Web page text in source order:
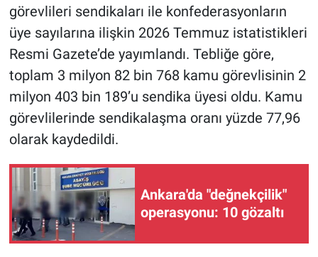
görevlileri sendikaları ile konfederasyonların
üye sayılarına ilişkin 2026 Temmuz istatistikleri
Resmi Gazete’de yayımlandı. Tebliğe göre,
toplam 3 milyon 82 bin 768 kamu görevlisinin 2
milyon 403 bin 189’u sendika üyesi oldu. Kamu
görevlilerinde sendikalaşma oranı yüzde 77,96
olarak kaydedildi.
Ankara'da "değnekçilik"
operasyonu: 10 gözaltı